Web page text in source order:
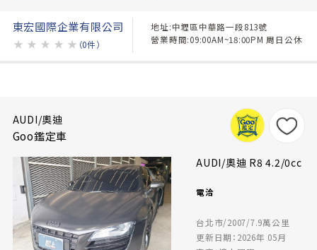
東宏國際企業有限公司
★ ★ ★ ★ ★ （0件）
地址:中壢區中華路一段813號
營業時間:09:00AM~18:00PM 周日公休
AUDI/奧迪
Goo鑑定車
AUDI/奧迪 R8 4.2/0cc
電洽
台北市/2007/7.9萬公里
更新日期：2026年 05月